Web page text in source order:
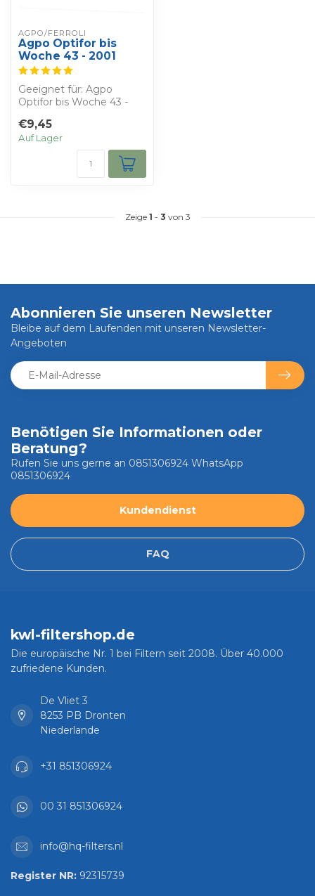
AGPO/FERROLI
Agpo Optifor bis
Woche 43 - 2001
Geeignet für: Agpo
Optifor bis Woche 43 -
Rabatt
Sie er...
€9,45
Auf Lager
Zeige 1 - 3 von 3
Benötigen Sie Informationen oder
Beratung?
Rufen Sie uns gerne an 0851306924 WhatsApp
0851306924
Kundendienst
FAQ
Abonnieren Sie unseren Newsletter
Bleibe auf dem Laufenden mit unseren Newsletter-
Angeboten
kwl-filtershop.de
Die europäische Nr. 1 bei Filtern seit 2008. Über 40.000
zufriedene Kunden.
De Vliet 3
8253 PB Dronten
Niederlande
+31 851306924
00 31 851306924
info@hq-filters.nl
Register NR: 92315739